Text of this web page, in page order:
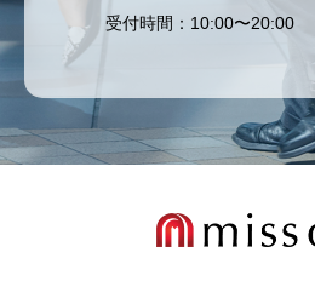
受付時間：10:00〜20:00